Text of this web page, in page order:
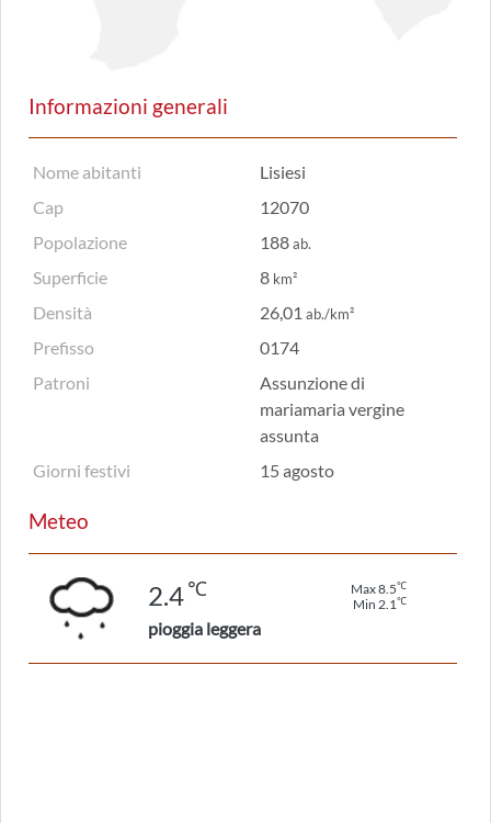
Informazioni generali
Nome abitanti
Lisiesi
Cap
12070
Popolazione
188ab.
Superficie 8 km²
Densità 26,01 ab./km²
Prefisso
0174
Patroni
Assunzione di
mariamaria vergine
assunta
Giorni festivi
15 agosto
Meteo
2.4℃ Max 8.5℃
Min 2.1℃
pioggia leggera